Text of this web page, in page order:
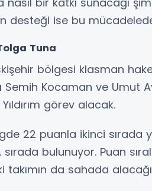
desteği ise bu
Tuna
bölgesi klasman
Semih Kocaman ve
görev alacak.
22 puanla ikinci sırada
sırada bulunuyor. Puan
takımın da sahada